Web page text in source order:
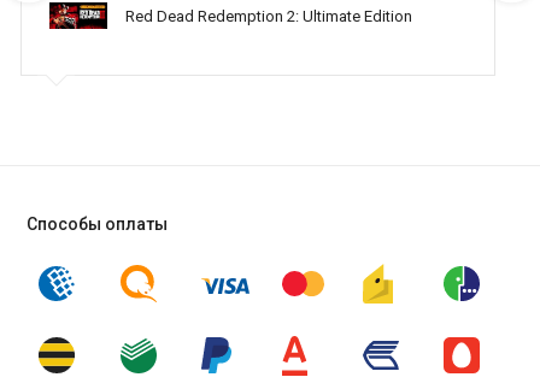
Red Dead Redemption 2: Ultimate Edition
Способы оплаты